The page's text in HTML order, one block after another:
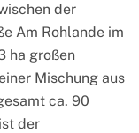
der
Am Rohlande im
ha großen
Mischung aus
ca. 90
der